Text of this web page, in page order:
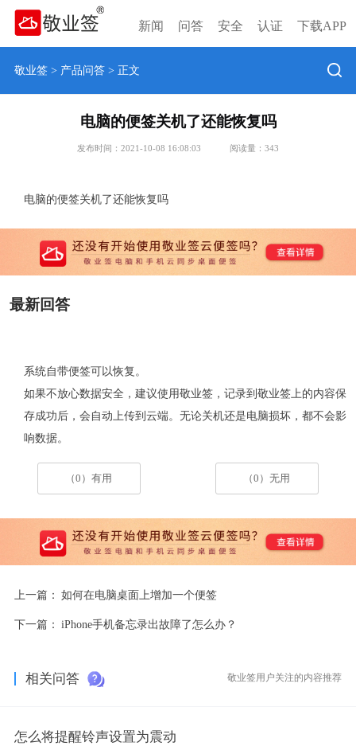
新闻 问答 安全 认证 下载APP
敬业签> 产品问答> 正文
电脑的便签关机了还能恢复吗
发布时间：2021-10-08 16:08:03 阅读量： 343
电脑的便签关机了还能恢复吗
最新回答
系统自带便签可以恢复。
如果不放心数据安全，建议使用敬业签，记录到敬业签上的内容保
存成功后，会自动上传到云端。无论关机还是电脑损坏，都不会影
响数据。
（0）有用 （0）无用
上一篇： 如何在电脑桌面上增加一个便签
下一篇： iPhone手机备忘录出故障了怎么办？
相关问答 敬业签用户关注的内容推荐
怎么将提醒铃声设置为震动